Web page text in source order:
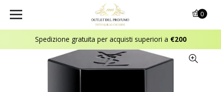
Spedizione gratuita per acquisti superiori a €200
0